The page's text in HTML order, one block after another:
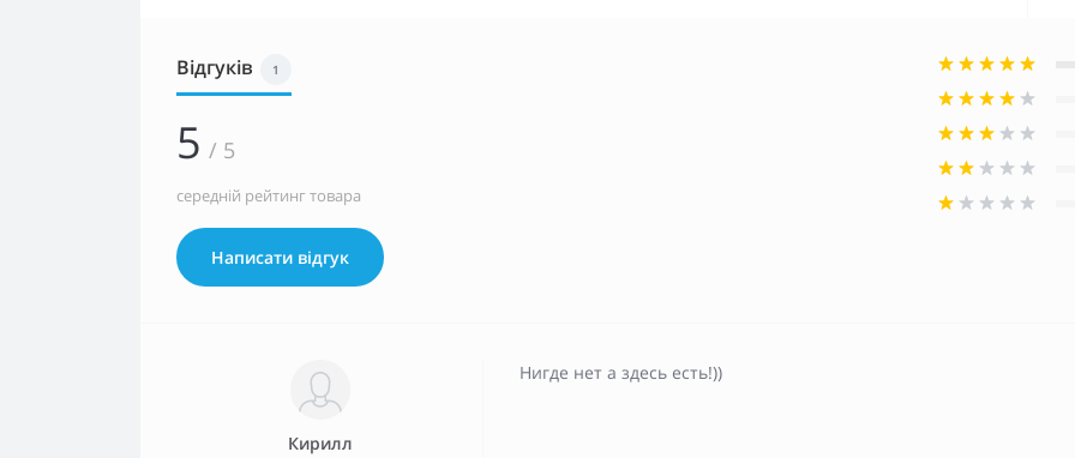
Відгуків 1
5 / 5
середній рейтинг товара
Написати відгук
Кирилл
Нигде нет а здесь есть!))